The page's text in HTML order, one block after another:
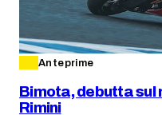
Anteprime
Bimota, debutta sul
Rimini